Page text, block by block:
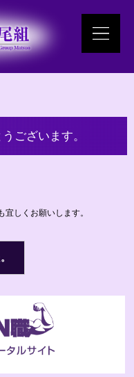
ございます。
しくお願いします。